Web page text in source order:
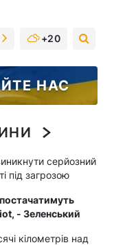
+20
НАС
серйозний
під загрозою
- Зеленський
кілометрів над